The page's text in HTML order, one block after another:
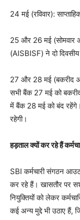
24 मई (रविवार):
25 और 26 मई (सोमवार
(AISBISF) ने दो दिवसीय
27 और 28 मई (बकरीद
सभी बैंक 27 मई को
में बैंक 28 मई को बंद
रहेगी।
हड़ताल क्यों कर रहे हैं
SBI कर्मचारी संगठन
कर रहे हैं। खासतौर पर
नियुक्तियों को लेकर
कई अन्य मुद्दे भी उठाए हैं,